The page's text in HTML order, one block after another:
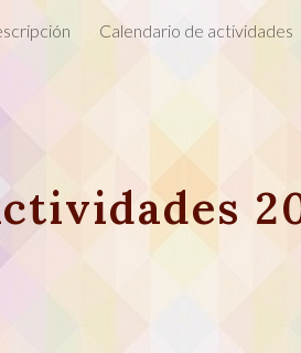
content Calendario de actividades